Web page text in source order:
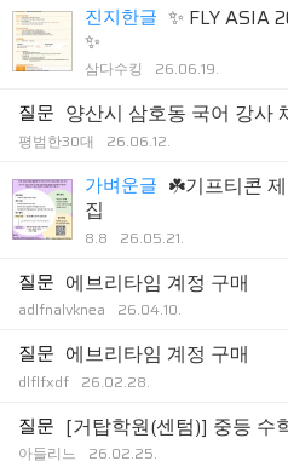
진지한글 ✨ FLY ASIA
✨
삼다수킹 26.06.19.
질문 양산시 삼호동 국어 강사
평범한30대 26.06.12.
가벼운글 ☘️기프티콘
집
8.8 26.05.21.
질문 에브리타임 계정 구매
adlfnalvknea 26.04.10.
질문 에브리타임 계정 구매
dlflfxdf 26.02.28.
질문 [거탑학원(센텀)] 중등 수
아들리느 26.02.25.